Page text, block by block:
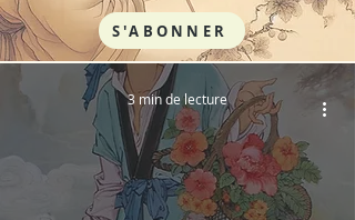
S'ABONNER
3 min de lecture